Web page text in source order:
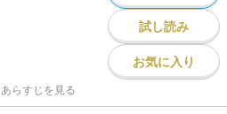
試し読み
お気に入り
あらすじを見る